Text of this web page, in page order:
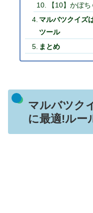
【10】かぼ
マルバツクイズ
ツール
まとめ
マルバツク
に最適!ルー